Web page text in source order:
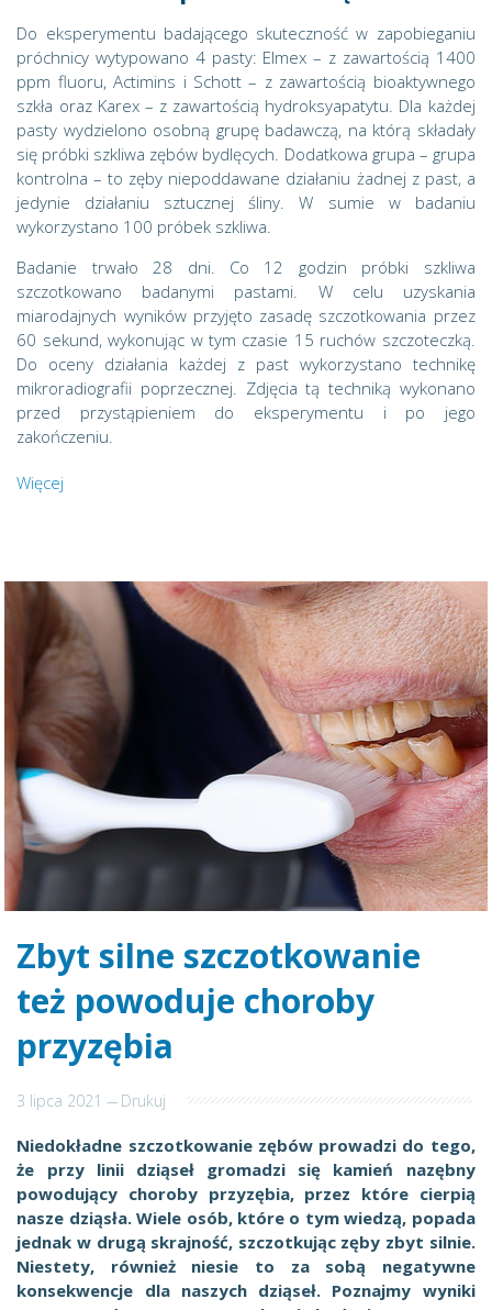
Do eksperymentu badającego skuteczność w zapobieganiu
próchnicy wytypowano 4 pasty: Elmex – z zawartością 1400
ppm fluoru, Actimins i Schott – z zawartością bioaktywnego
szkła oraz Karex – z zawartością hydroksyapatytu. Dla każdej
pasty wydzielono osobną grupę badawczą, na którą składały
się próbki szkliwa zębów bydlęcych. Dodatkowa grupa – grupa
kontrolna – to zęby niepoddawane działaniu żadnej z past, a
jedynie działaniu sztucznej śliny. W sumie w badaniu
wykorzystano 100 próbek szkliwa.
Badanie trwało 28 dni. Co 12 godzin próbki szkliwa
szczotkowano badanymi pastami. W celu uzyskania
miarodajnych wyników przyjęto zasadę szczotkowania przez
60 sekund, wykonując w tym czasie 15 ruchów szczoteczką.
Do oceny działania każdej z past wykorzystano technikę
mikroradiografii poprzecznej. Zdjęcia tą techniką wykonano
przed przystąpieniem do eksperymentu i po jego
zakończeniu.
Więcej
Zbyt silne szczotkowanie
też powoduje choroby
przyzębia
3 lipca 2021--- Drukuj
Niedokładne szczotkowanie zębów prowadzi do tego,
że przy linii dziąseł gromadzi się kamień nazębny
powodujący choroby przyzębia, przez które cierpią
nasze dziąsła. Wiele osób, które o tym wiedzą, popada
jednak w drugą skrajność, szczotkując zęby zbyt silnie.
Niestety, również niesie to za sobą negatywne
konsekwencje dla naszych dziąseł. Poznajmy wyniki